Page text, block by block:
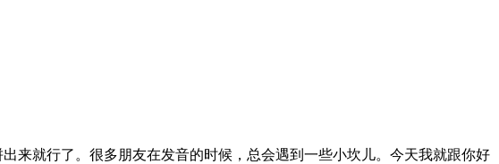
来就行了。很多朋友在发音的时候，总会遇到一些小坎儿。今天我就跟你好